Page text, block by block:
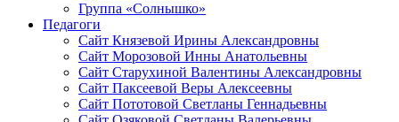
Группа «Солнышко»
Педагоги
Сайт Князевой Ирины Александровны
Сайт Морозовой Инны Анатольевны
Сайт Старухиной Валентины Александровны
Сайт Паксеевой Веры Алексеевны
Сайт Пототовой Светланы Геннадьевны